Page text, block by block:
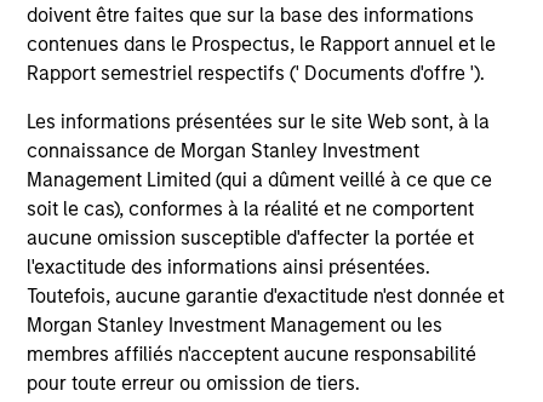
doivent être faites que sur la base des informations
contenues dans le Prospectus, le Rapport annuel et le
Rapport semestriel respectifs (' Documents d'offre ').
Les informations présentées sur le site Web sont, à la
connaissance de Morgan Stanley Investment
Management Limited (qui a dûment veillé à ce que ce
soit le cas), conformes à la réalité et ne comportent
aucune omission susceptible d'affecter la portée et
l'exactitude des informations ainsi présentées.
Toutefois, aucune garantie d'exactitude n'est donnée et
Morgan Stanley Investment Management ou les
membres affiliés n'acceptent aucune responsabilité
pour toute erreur ou omission de tiers.
Team Insights